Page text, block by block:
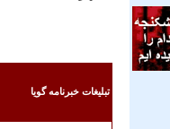
تبليغات خبرنامه گويا